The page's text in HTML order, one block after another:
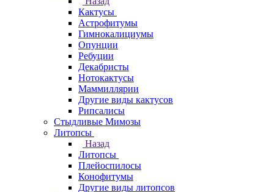
Кактусы
Астрофитумы
Гимнокалициумы
Опунции
Ребуции
Декабристы
Нотокактусы
Маммиллярии
Другие виды кактусов
Рипсалисы
Стыдливые Мимозы
Литопсы
Назад
Литопсы
Плейоспилосы
Конофитумы
Другие виды литопсов